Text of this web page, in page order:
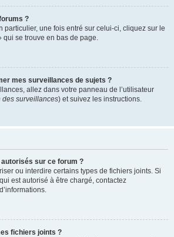
?
particulier, une fois entré sur celui-ci, cliquez sur le
qui se trouve en bas de page.
mes surveillances de sujets ?
allez dans votre panneau de l’utilisateur
des surveillances) et suivez les instructions.
sur ce forum ?
ou interdire certains types de fichiers joints. Si
est autorisé à être chargé, contactez
fichiers joints ?